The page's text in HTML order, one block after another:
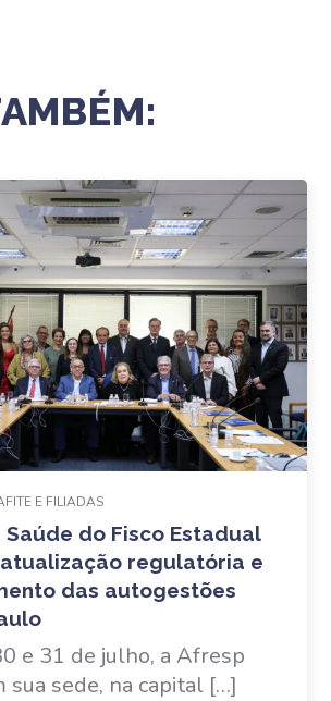
E FILIADAS
Saúde do Fisco Estadual
regulatória e
das autogestões
e 31 de julho, a Afresp
sua sede, na capital […]